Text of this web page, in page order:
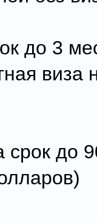
до 3
виза
срок до